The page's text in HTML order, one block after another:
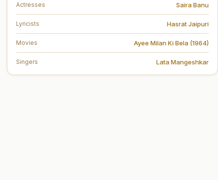
Actresses Saira Banu
Lyricists Hasrat Jaipuri
Movies Ayee Milan Ki Bela (1964)
Singers Lata Mangeshkar